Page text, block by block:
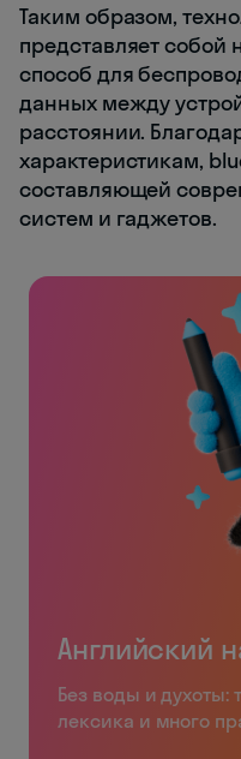
Таким образом,
представляет
способ для
данных между
расстоянии.
характеристикам,
составляющей
систем и гаджетов.
Английский
Без воды и духоты:
лексика и много